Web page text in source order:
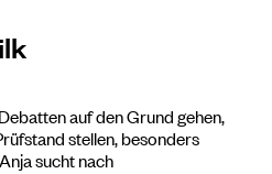
auf den Grund gehen,
stellen, besonders
sucht nach